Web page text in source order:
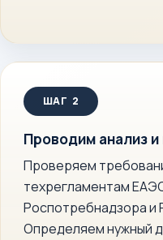
Проводим анализ
Проверяем
техрегламентам
Роспотребнадзора и
Определяем нужный